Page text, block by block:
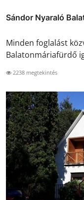
Sándor Nyaraló
Minden foglalást
Balatonmáriafürdő
2238 megtekintés